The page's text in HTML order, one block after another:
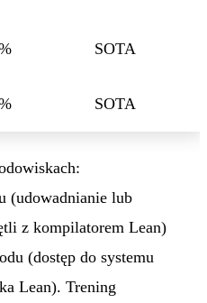
SOTA
SOTA
(udowadnianie lub
z kompilatorem Lean)
(dostęp do systemu
Lean). Trening